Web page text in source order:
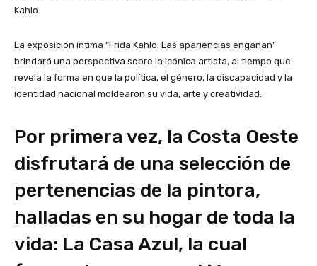
Kahlo.
La exposición íntima “Frida Kahlo: Las apariencias engañan”
brindará una perspectiva sobre la icónica artista, al tiempo que
revela la forma en que la política, el género, la discapacidad y la
identidad nacional moldearon su vida, arte y creatividad.
Por primera vez, la Costa Oeste
disfrutará de una selección de
pertenencias de la pintora,
halladas en su hogar de toda la
vida: La Casa Azul, la cual